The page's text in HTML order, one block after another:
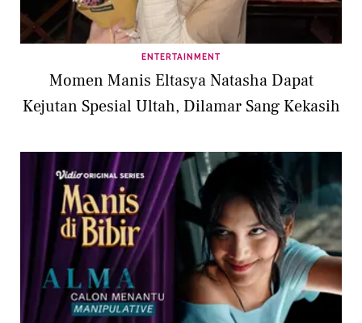
ENTERTAINMENT
Momen Manis Eltasya Natasha Dapat
Kejutan Spesial Ultah, Dilamar Sang Kekasih